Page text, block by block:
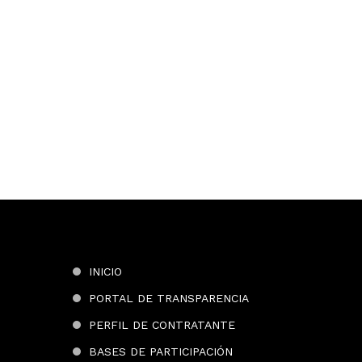
INICIO
PORTAL DE TRANSPARENCIA
PERFIL DE CONTRATANTE
BASES DE PARTICIPACIÓN